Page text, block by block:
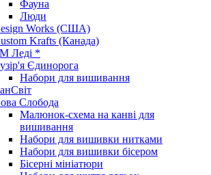
Фауна
Люди
Works (США)
Krafts (Канада)
Леді *
Єдинорога
Набори для вишивання
Слобода
Малюнок-схема на канві для
вишивання
Набори для вишивки нитками
Набори для вишивки бісером
Бісерні мініатюри